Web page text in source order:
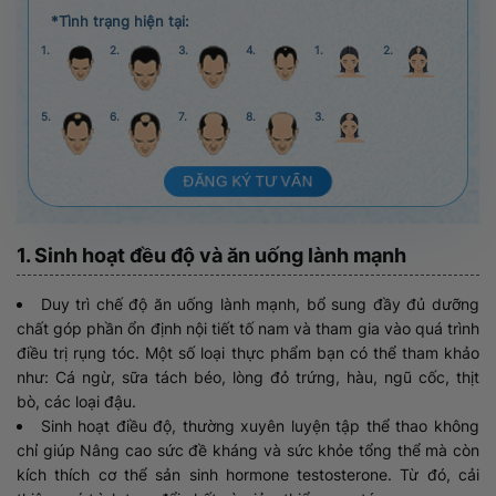
*Tình trạng hiện tại:
1. 2. 3. 4. 1. 2.
5. 6. 7. 8. 3.
ĐĂNG KÝ TƯ VẤN
1. Sinh hoạt đều độ và ăn uống lành mạnh
Duy trì chế độ ăn uống lành mạnh, bổ sung đầy đủ dưỡng
chất góp phần ổn định nội tiết tố nam và tham gia vào quá trình
điều trị rụng tóc. Một số loại thực phẩm bạn có thể tham khảo
như: Cá ngừ, sữa tách béo, lòng đỏ trứng, hàu, ngũ cốc, thịt
bò, các loại đậu.
Sinh hoạt điều độ, thường xuyên luyện tập thể thao không
chỉ giúp Nâng cao sức đề kháng và sức khỏe tổng thể mà còn
kích thích cơ thể sản sinh hormone testosterone. Từ đó, cải